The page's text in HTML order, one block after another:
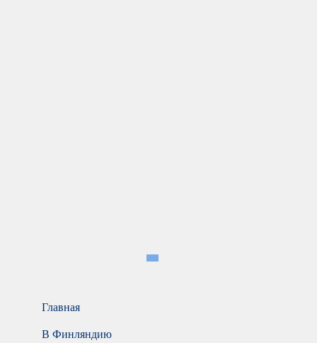
Главная
В Финляндию